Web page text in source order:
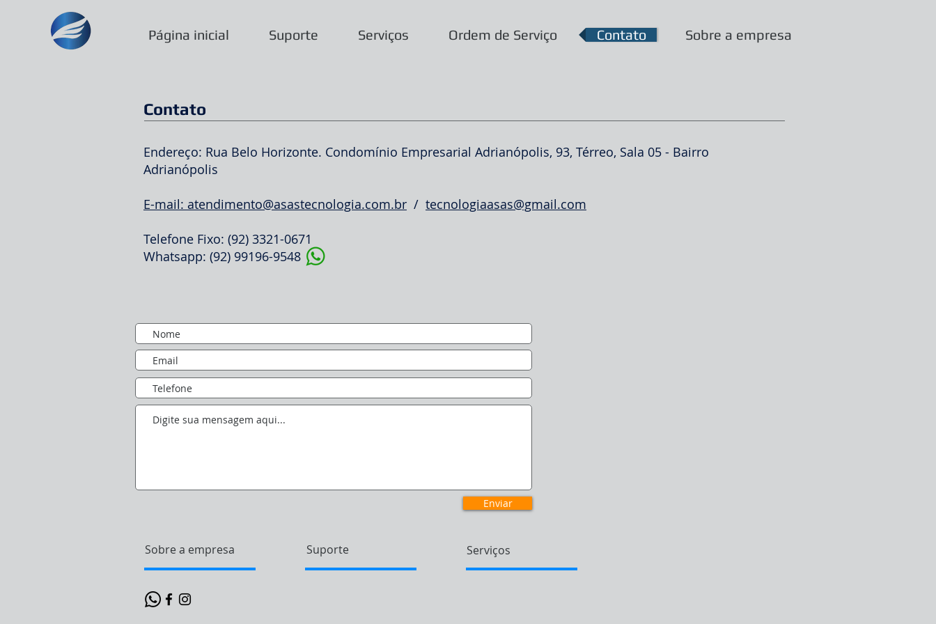
Página inicial Suporte Serviços Ordem de Serviço Contato Sobre a empresa
Contato
Endereço: Rua Belo Horizonte. Condomínio Empresarial Adrianópolis, 93, Térreo, Sala 05 - Bairro
Adrianópolis
E-mail: atendimento@asastecnologia.com.br / tecnologiaasas@gmail.com
Telefone Fixo: (92) 3321-0671
Whatsapp: (92) 99196-9548
Enviar
Serviços
Sobre a empresa Suporte